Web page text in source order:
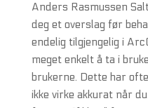
Anders Rasmussen
deg et overslag før
endelig tilgjengelig i
meget enkelt å ta i
brukerne. Dette har
ikke virke akkurat når